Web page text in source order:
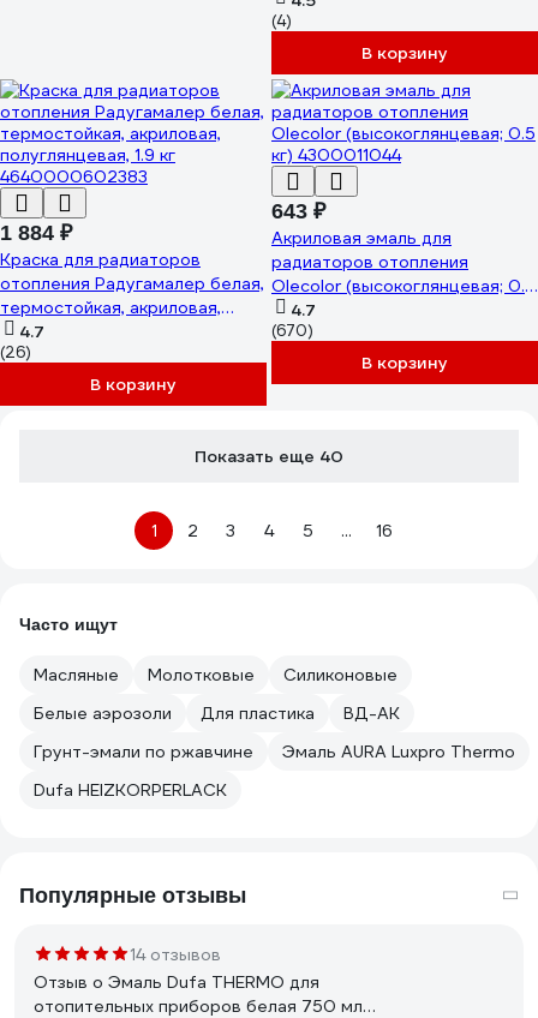
(4)
В корзину
1 884 ₽
Краска для радиаторов
отопления Радугамалер белая,
термостойкая, акриловая,
полуглянцевая, 1.9 кг
4640000602383
4.7
(26)
В корзину
643 ₽
Акриловая эмаль для
радиаторов отопления
Olecolor (высокоглянцевая; 0.5
кг) 4300011044
4.7
(670)
В корзину
Показать еще 40
1 2 3 4 5 ... 16
Часто ищут
Масляные Молотковые
Силиконовые
Белые аэрозоли
Для пластика
ВД-АК
Грунт-эмали по ржавчине
Эмаль AURA Luxpro Thermo
Dufa HEIZKORPERLACK
Популярные отзывы
14 отзывов
Отзыв о Эмаль Dufa THERMO для
отопительных приборов белая 750 мл